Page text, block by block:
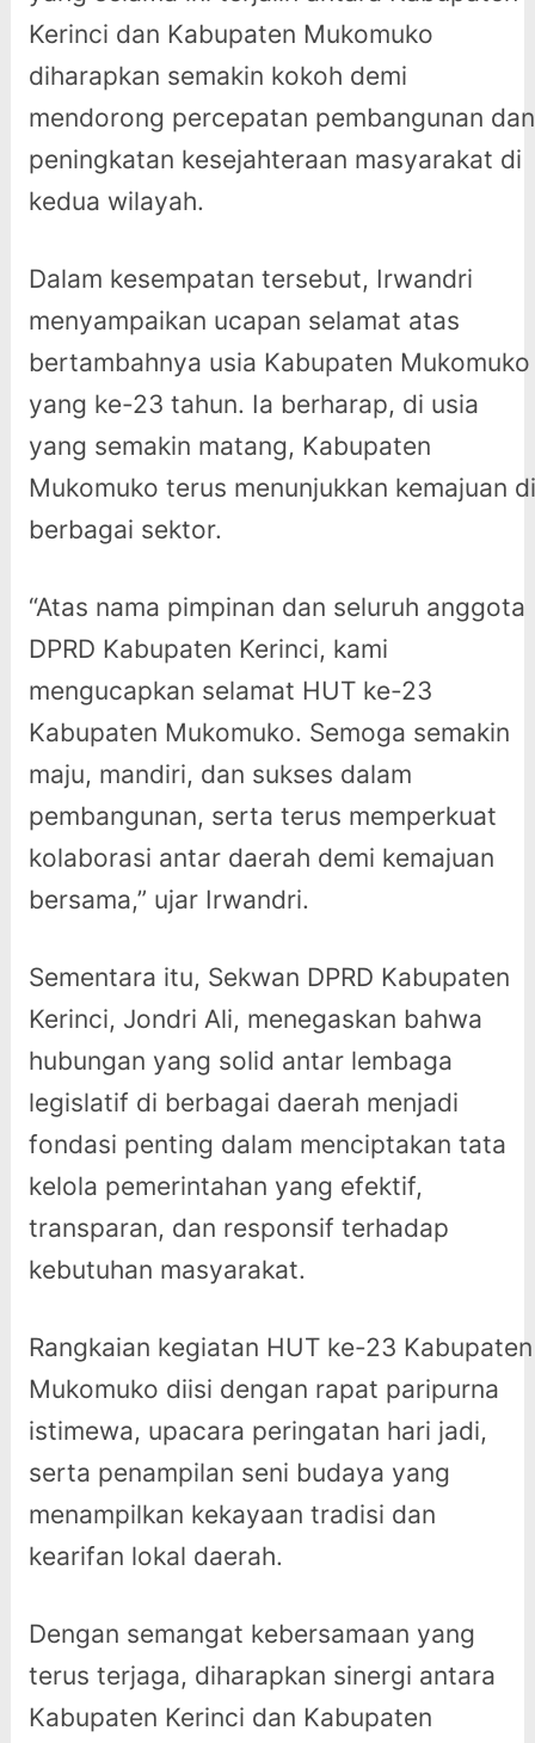
Kerinci dan Kabupaten Mukomuko
diharapkan semakin kokoh demi
mendorong percepatan pembangunan dan
peningkatan kesejahteraan masyarakat di
kedua wilayah.
Dalam kesempatan tersebut, Irwandri
menyampaikan ucapan selamat atas
bertambahnya usia Kabupaten Mukomuko
yang ke-23 tahun. Ia berharap, di usia
yang semakin matang, Kabupaten
Mukomuko terus menunjukkan kemajuan di
berbagai sektor.
“Atas nama pimpinan dan seluruh anggota
DPRD Kabupaten Kerinci, kami
mengucapkan selamat HUT ke-23
Kabupaten Mukomuko. Semoga semakin
maju, mandiri, dan sukses dalam
pembangunan, serta terus memperkuat
kolaborasi antar daerah demi kemajuan
bersama,” ujar Irwandri.
Sementara itu, Sekwan DPRD Kabupaten
Kerinci, Jondri Ali, menegaskan bahwa
hubungan yang solid antar lembaga
legislatif di berbagai daerah menjadi
fondasi penting dalam menciptakan tata
kelola pemerintahan yang efektif,
transparan, dan responsif terhadap
kebutuhan masyarakat.
Rangkaian kegiatan HUT ke-23 Kabupaten
Mukomuko diisi dengan rapat paripurna
istimewa, upacara peringatan hari jadi,
serta penampilan seni budaya yang
menampilkan kekayaan tradisi dan
kearifan lokal daerah.
Dengan semangat kebersamaan yang
terus terjaga, diharapkan sinergi antara
Kabupaten Kerinci dan Kabupaten